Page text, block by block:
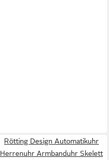
Rötting Design Automatikuhr
Herrenuhr Armbanduhr Skelett